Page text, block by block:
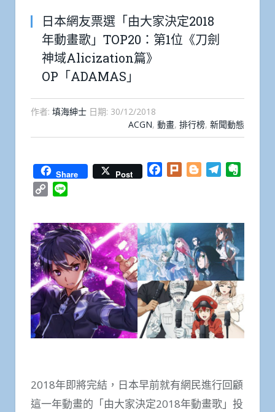
日本網友票選「由大家決定2018
年動畫歌」TOP20：第1位《刀劍
神域Alicization篇》
OP「ADAMAS」
作者: 填海紳士 日期: 30/12/2018
ACGN, 動畫, 排行榜, 新聞動態
Share Post Facebook
Plurk BloggerTelegram
Copy
2018年即將完結，日本早前就有網民進行回顧
這一年動畫的「由大家決定2018年動畫歌」投